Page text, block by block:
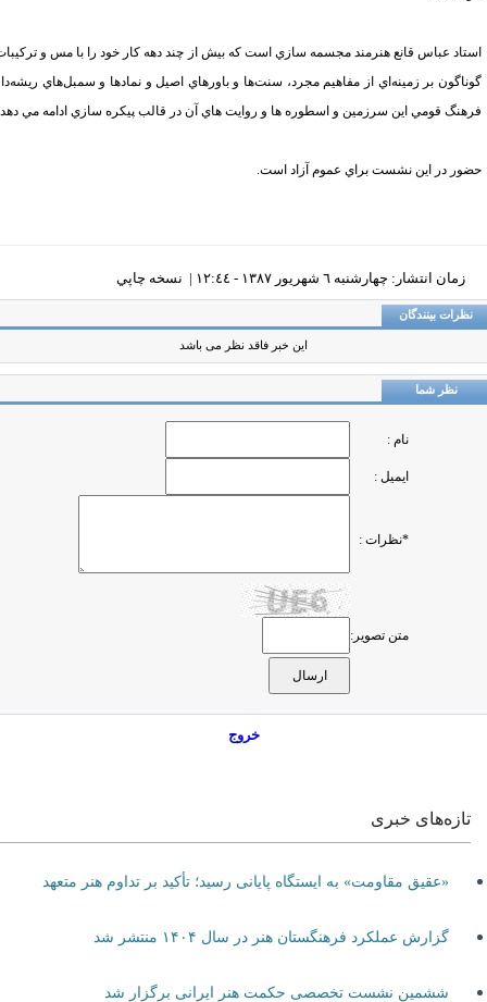
عباس قانع هنرمند مجسمه سازي است كه بيش از چند دهه كار خود را با مس و تركيبات
بر زمينه‌اي از مفاهيم مجرد، سنت‌ها و باورهاي اصيل و نمادها و سمبل‌هاي ريشه‌دار
قومي اين سرزمين و اسطوره ها و روايت هاي آن در قالب پيكره سازي ادامه مي دهد.
در اين نشست براي عموم آزاد است.
زمان انتشار: چهارشنبه ٦ شهريور ١٣٨٧ - ١٢:٤٤ | نسخه چاپي
بینندگان
این خبر فاقد نظر می باشد
نظر شما
نام :
ایمیل :
*نظرات :
متن تصویر:
خروج
تازه‌های خبری
«عقیق مقاومت» به ایستگاه پایانی رسید؛ تأکید بر تداوم هنر متعهد
گزارش عملکرد فرهنگستان هنر در سال ۱۴۰۴ منتشر شد
ششمین نشست تخصصی حکمت هنر ایرانی برگزار شد